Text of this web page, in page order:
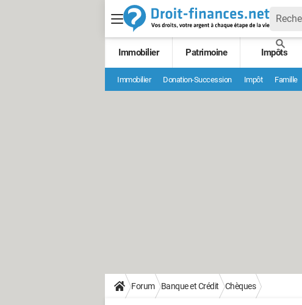
Immobilier Patrimoine Impôts
Immobilier Donation-Succession Impôt Famille
Forum Banque et Crédit Chèques